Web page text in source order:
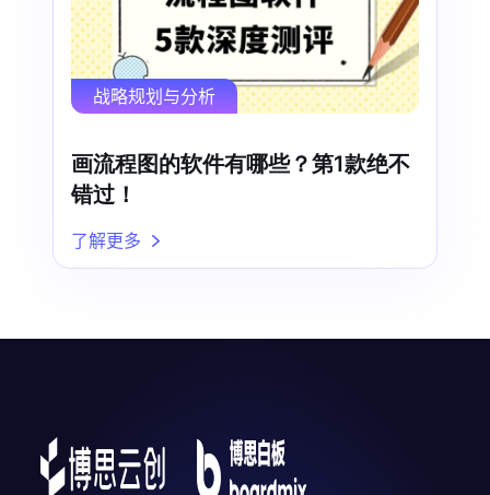
战略规划与分析
画流程图的软件有哪些？第1款绝不
错过！
了解更多